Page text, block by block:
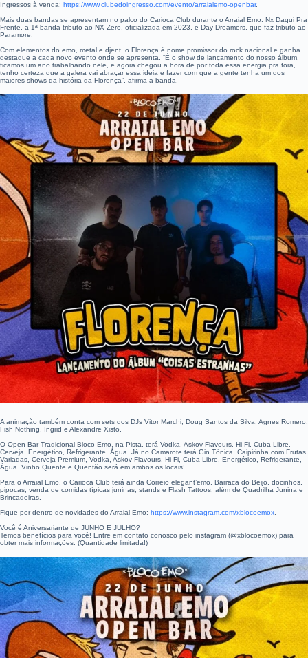
Ingressos à venda: https://www.clubedoingresso.com/evento/arraialemo-openbar.
Mais duas bandas se apresentam no palco do Carioca Club durante o Arraial Emo: Nx Daqui Pra
Frente, a 1ª banda tributo ao NX Zero, oficializada em 2023, e Day Dreamers, que faz tributo ao
Paramore.
Com elementos do emo, metal e djent, o Florença é nome promissor do rock nacional e ganha
destaque a cada novo evento onde se apresenta. “É o show de lançamento do nosso álbum,
ficamos um ano trabalhando nele, e agora chegou a hora de por toda essa energia pra fora,
tenho certeza que a galera vai abraçar essa ideia e fazer com que a gente tenha um dos
maiores shows da história da Florença”, afirma a banda.
A animação também conta com sets dos DJs Vitor Marchi, Doug Santos da Silva, Agnes Romero,
Fish Nothing, Ingrid e Alexandre Xisto.
O Open Bar Tradicional Bloco Emo, na Pista, terá Vodka, Askov Flavours, Hi-Fi, Cuba Libre,
Cerveja, Energético, Refrigerante, Água. Já no Camarote terá Gin Tônica, Caipirinha com Frutas
Variadas, Cerveja Premium, Vodka, Askov Flavours, Hi-Fi, Cuba Libre, Energético, Refrigerante,
Água. Vinho Quente e Quentão será em ambos os locais!
Para o Arraial Emo, o Carioca Club terá ainda Correio elegant’emo, Barraca do Beijo, docinhos,
pipocas, venda de comidas típicas juninas, stands e Flash Tattoos, além de Quadrilha Junina e
Brincadeiras.
Fique por dentro de novidades do Arraial Emo: https://www.instagram.com/xblocoemox
Você é Aniversariante de JUNHO E JULHO?
Temos benefícios para você! Entre em contato conosco pelo instagram (@xblocoemox) para
obter mais informações. (Quantidade limitada!)